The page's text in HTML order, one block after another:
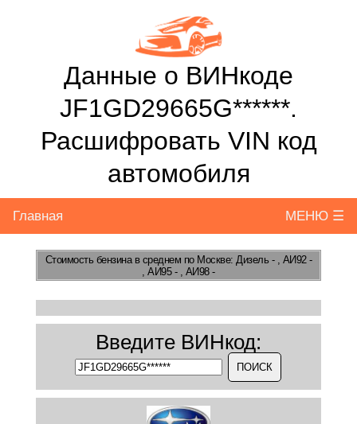
Данные о ВИНкоде
JF1GD29665G******.
Расшифровать VIN код
автомобиля
Главная МЕНЮ ☰
Стоимость бензинав среднем по Москве: Дизель - , АИ92 -
, АИ95 - , АИ98 -
Введите ВИНкод: